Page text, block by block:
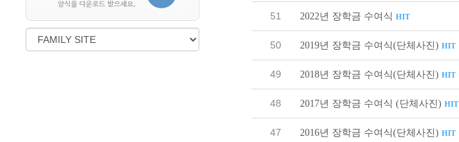
51 2022년 장학금 수여식 HIT
50 2019년 장학금 수여식(단체사진) HIT
49 2018년 장학금 수여식(단체사진) HIT
48 2017년 장학금 수여식 (단체사진) HIT
47 2016년 장학금 수여식(단체사진) HIT